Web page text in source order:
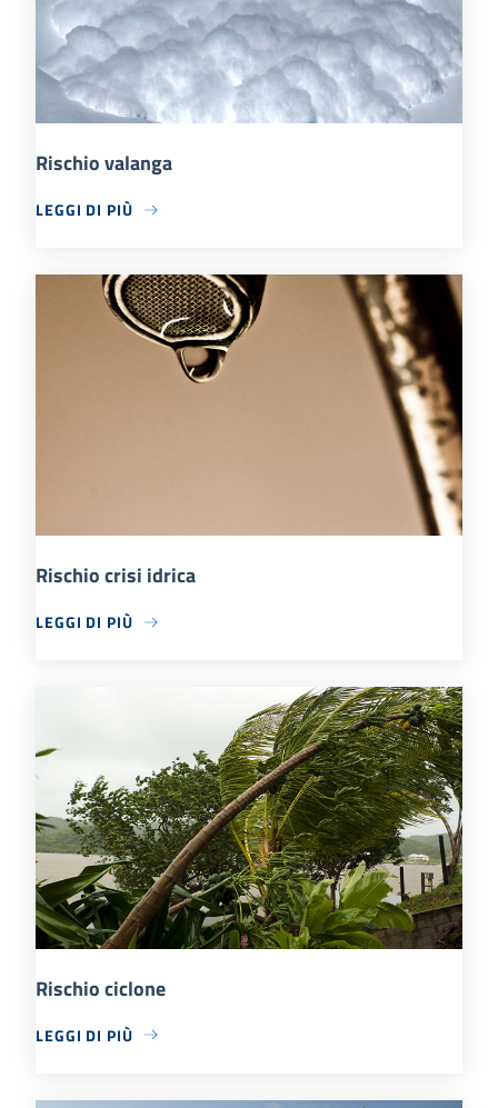
Rischio valanga
LEGGI DI PIÙ
Rischio crisi idrica
LEGGI DI PIÙ
Rischio ciclone
LEGGI DI PIÙ